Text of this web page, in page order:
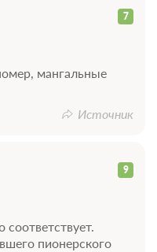
7
мангальные
Источник
9
пионерского